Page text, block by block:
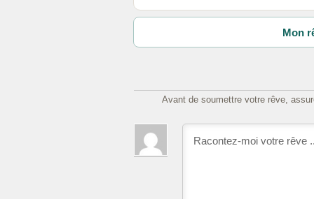
Mon
Avant de soumettre votre rêve,